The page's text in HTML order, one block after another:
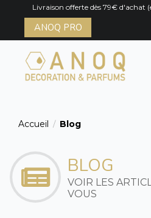
Livraison offerte dès 79€ d'achat
ANOQ PRO
Accueil / Blog
BLOG
VOIR LES
VOUS